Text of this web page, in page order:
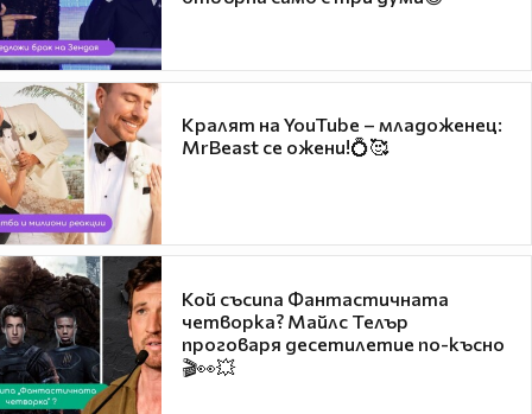
Кралят на YouTube – младоженец:
MrBeast се ожени!💍🥰
Кой съсипа Фантастичната
четворка? Майлс Телър
проговаря десетилетие по-късно
🎬👀💥